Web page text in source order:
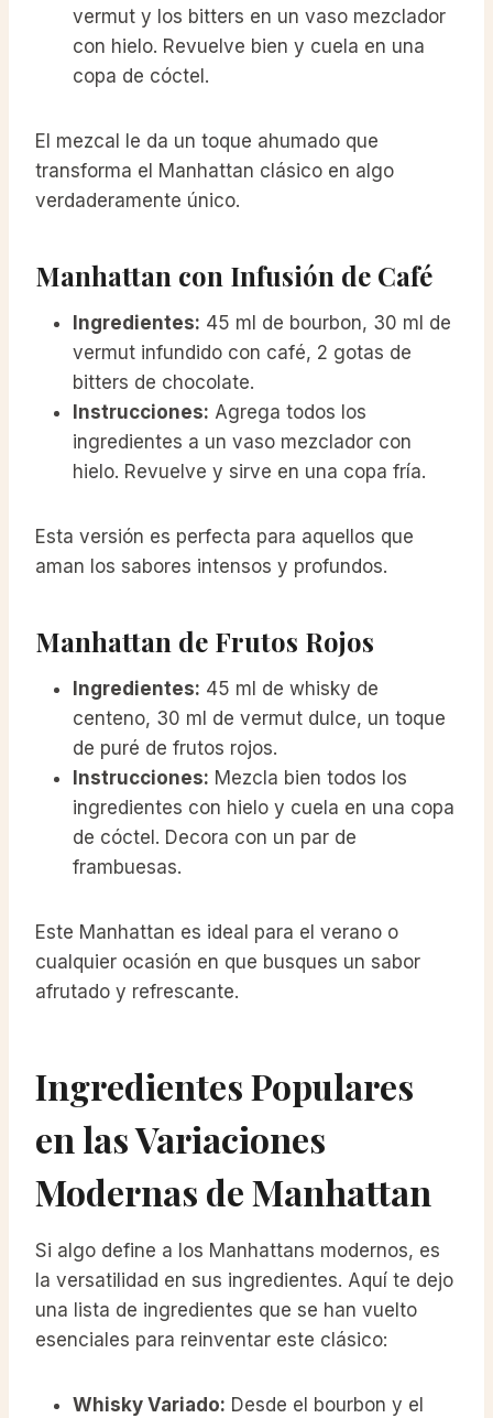
vermut y los bitters en un vaso mezclador
con hielo. Revuelve bien y cuela en una
copa de cóctel.
El mezcal le da un toque ahumado que
transforma el Manhattan clásico en algo
verdaderamente único.
Manhattan con Infusión de Café
Ingredientes: 45 ml de bourbon, 30 ml de
vermut infundido con café, 2 gotas de
bitters de chocolate.
Instrucciones: Agrega todos los
ingredientes a un vaso mezclador con
hielo. Revuelve y sirve en una copa fría.
Esta versión es perfecta para aquellos que
aman los sabores intensos y profundos.
Manhattan de Frutos Rojos
Ingredientes: 45 ml de whisky de
centeno, 30 ml de vermut dulce, un toque
de puré de frutos rojos.
Instrucciones: Mezcla bien todos los
ingredientes con hielo y cuela en una copa
de cóctel. Decora con un par de
frambuesas.
Este Manhattan es ideal para el verano o
cualquier ocasión en que busques un sabor
afrutado y refrescante.
Ingredientes Populares
en las Variaciones
Modernas de Manhattan
Si algo define a los Manhattans modernos, es
la versatilidad en sus ingredientes. Aquí te dejo
una lista de ingredientes que se han vuelto
esenciales para reinventar este clásico:
Whisky Variado: Desde el bourbon y el